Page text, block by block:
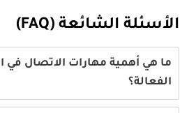
الأسئلة الشائعة (FAQ)
ما هي أهمية مهارات الاتصال في
الفعالة؟